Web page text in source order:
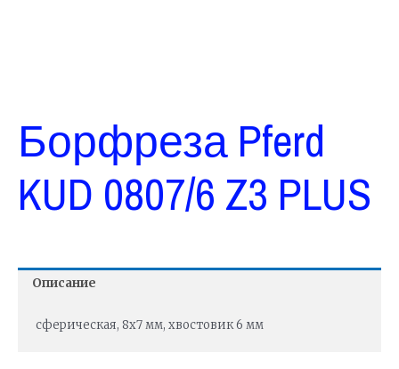
Борфреза Pferd
KUD 0807/6 Z3 PLUS
Описание
сферическая, 8х7 мм, хвостовик 6 мм